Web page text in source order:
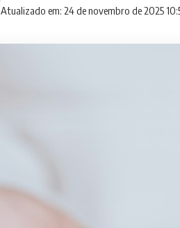
Atualizado em: 24 de novembro de 2025